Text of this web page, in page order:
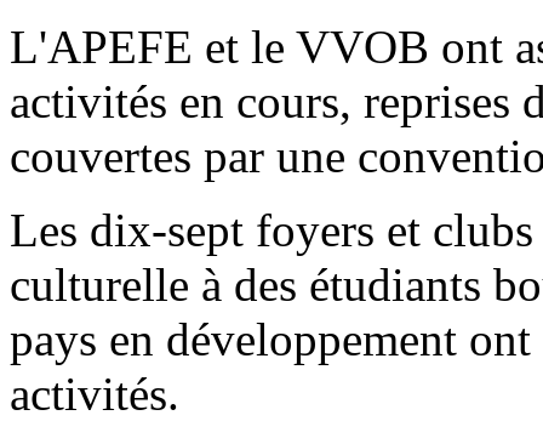
L'APEFE et le VVOB ont
activités en cours, reprises
couvertes par une
Les dix-sept foyers et
culturelle à des étudiants
pays en développement
activités.